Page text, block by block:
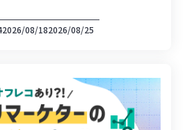
2026/08/182026/08/25